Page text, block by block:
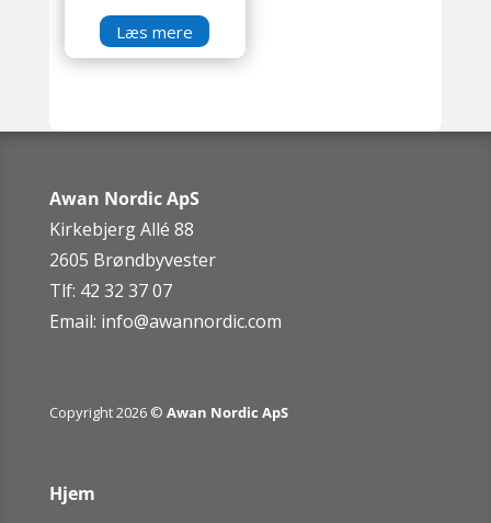
Læs mere
Awan Nordic ApS
Kirkebjerg Allé 88
2605 Brøndbyvester
Tlf: 42 32 37 07
Email: info@awannordic.com
Copyright 2026 © Awan Nordic ApS
Hjem